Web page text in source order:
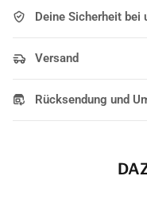
Deine Sicherheit bei
Versand
Rücksendung und